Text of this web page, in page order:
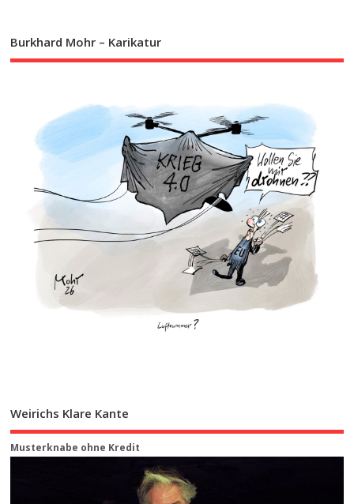
Burkhard Mohr – Karikatur
Weirichs Klare Kante
Musterknabe ohne Kredit